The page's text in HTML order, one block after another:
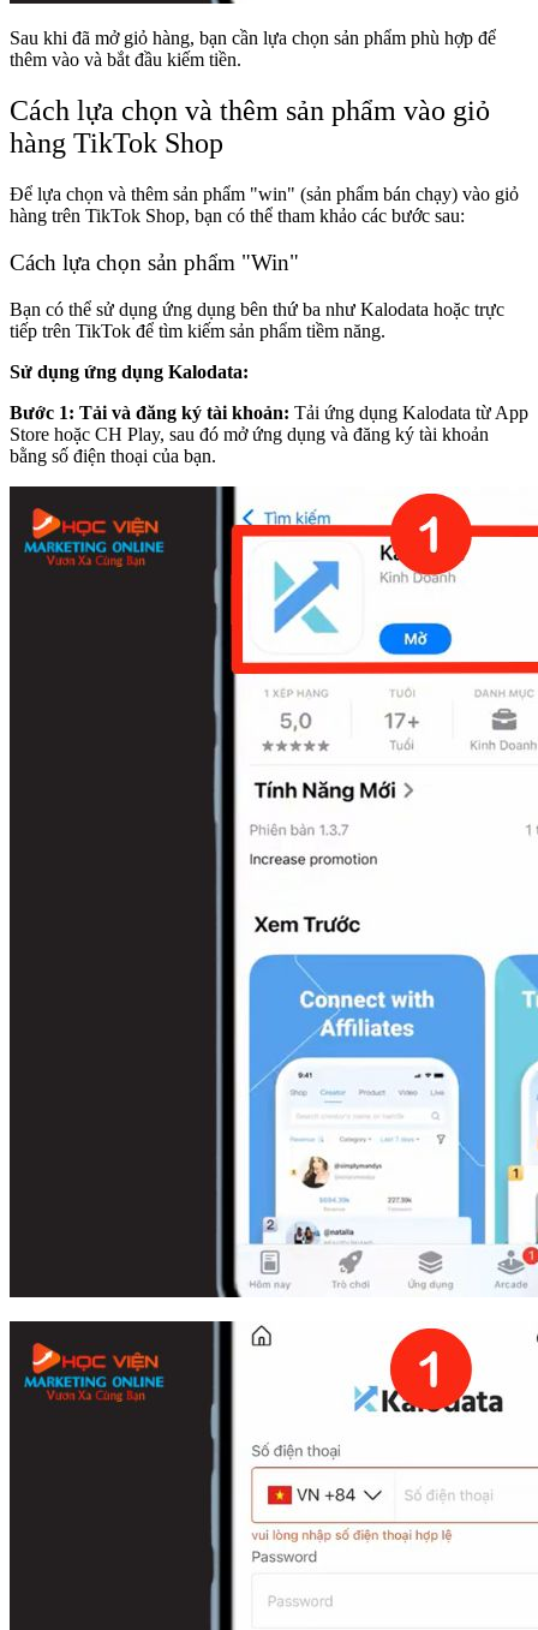
Sau khi đã mở giỏ hàng, bạn cần lựa chọn sản phẩm phù hợp để
thêm vào và bắt đầu kiếm tiền.
Cách lựa chọn và thêm sản phẩm vào giỏ
hàng TikTok Shop
Để lựa chọn và thêm sản phẩm "win" (sản phẩm bán chạy) vào giỏ
hàng trên TikTok Shop, bạn có thể tham khảo các bước sau:
Cách lựa chọn sản phẩm "Win"
Bạn có thể sử dụng ứng dụng bên thứ ba như Kalodata hoặc trực
tiếp trên TikTok để tìm kiếm sản phẩm tiềm năng.
Sử dụng ứng dụng Kalodata:
Bước 1: Tải và đăng ký tài khoản: Tải ứng dụng Kalodata từ App
Store hoặc CH Play, sau đó mở ứng dụng và đăng ký tài khoản
bằng số điện thoại của bạn.